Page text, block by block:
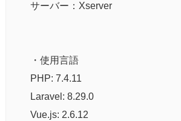
サーバー：Xserver
・使用言語
PHP: 7.4.11
Laravel: 8.29.0
Vue.js: 2.6.12